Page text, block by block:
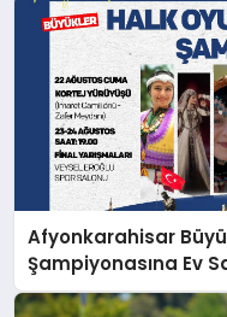
Afyonkarahisar
Şampiyonasına Ev